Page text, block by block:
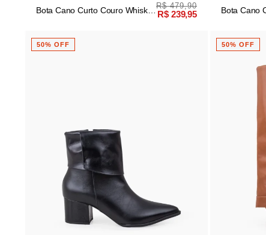
Bota Cano Curto Couro Whisky
R$ 479,90
R$ 239,95
Bota Cano
50% OFF 50% OFF